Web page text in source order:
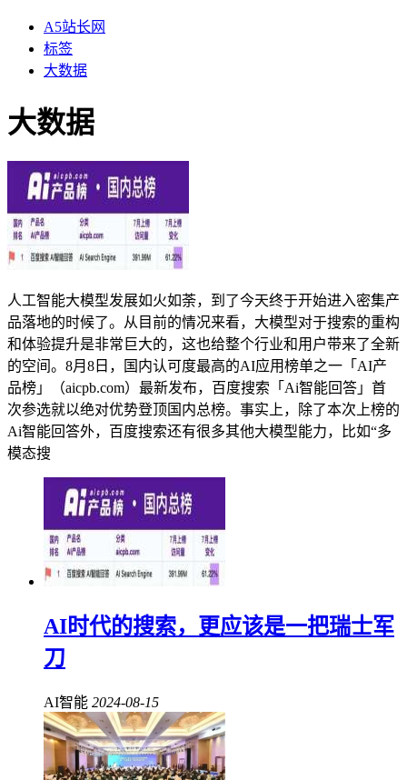
A5站长网
标签
大数据
大数据
人工智能大模型发展如火如荼，到了今天终于开始进入密集产
品落地的时候了。从目前的情况来看，大模型对于搜索的重构
和体验提升是非常巨大的，这也给整个行业和用户带来了全新
的空间。8月8日，国内认可度最高的AI应用榜单之一「AI产
品榜」（aicpb.com）最新发布，百度搜索「Ai智能回答」首
次参选就以绝对优势登顶国内总榜。事实上，除了本次上榜的
Ai智能回答外，百度搜索还有很多其他大模型能力，比如“多
模态搜
AI时代的搜索，更应该是一把瑞士军
刀
AI智能 2024-08-15